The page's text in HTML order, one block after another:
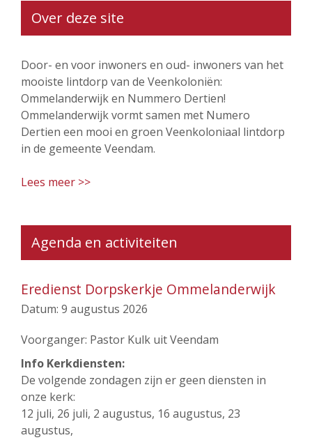
Over deze site
Door- en voor inwoners en oud- inwoners van het
mooiste lintdorp van de Veenkoloniën:
Ommelanderwijk en Nummero Dertien!
Ommelanderwijk vormt samen met Numero
Dertien een mooi en groen Veenkoloniaal lintdorp
in de gemeente Veendam.
Lees meer >>
Agenda en activiteiten
Eredienst Dorpskerkje Ommelanderwijk
Datum: 9 augustus 2026
Voorganger: Pastor Kulk uit Veendam
Info Kerkdiensten:
De volgende zondagen zijn er geen diensten in
onze kerk:
12 juli, 26 juli, 2 augustus, 16 augustus, 23
augustus,